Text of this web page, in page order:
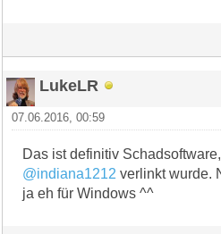
LukeLR
07.06.2016, 00:59
Das ist definitiv
@indiana1212 verlinkt wurde.
ja eh für Windows ^^